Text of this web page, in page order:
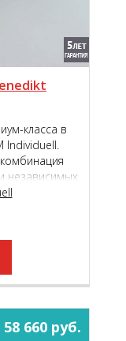
класса в
Individuell.
независимых
660 руб.